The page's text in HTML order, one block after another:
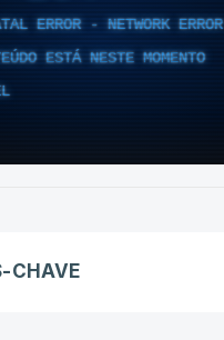
ERROR - NETWORK ERROR
ESTÁ NESTE MOMENTO
CHAVE